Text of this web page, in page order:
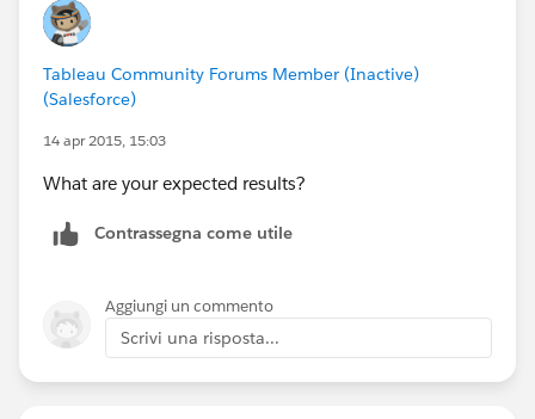
Tableau Community Forums Member (Inactive)
(Salesforce)
14 apr 2015, 15:03
What are your expected results?
Contrassegna come utile
Aggiungi un commento
Scrivi una risposta...